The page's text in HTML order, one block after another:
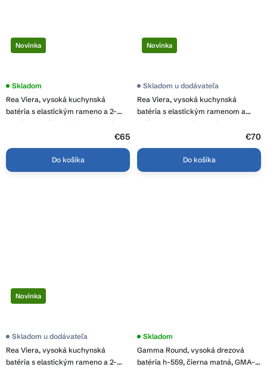
Novinka
Rea Viera, vysoká kuchynská
batéria s elastickým rameno a 2-
funkčnou spŕškou, čierna matná-
Skladom
€65
Do košíka
Novinka
Rea Viera, vysoká kuchynská
batéria s elastickým ramenom a
spŕškou, medená matná, REA-B4854
Skladom u dodávateľa
€70
Do košíka
Novinka
Rea Viera, vysoká kuchynská
batéria s elastickým rameno a 2-
Skladom u dodávateľa
Gamma Round, vysoká drezová
batéria h-559, čierna matná, GMA-
Skladom